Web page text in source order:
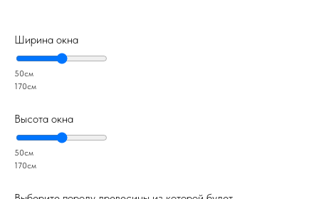
Ширина окна
50см
170см
Высота окна
50см
170см